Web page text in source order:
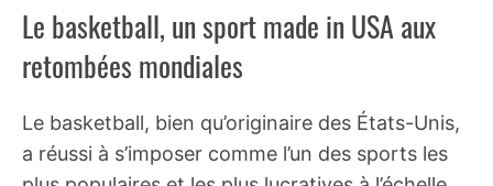
Le basketball, un sport made in USA aux
retombées mondiales
Le basketball, bien qu’originaire des États-Unis,
a réussi à s’imposer comme l’un des sports les